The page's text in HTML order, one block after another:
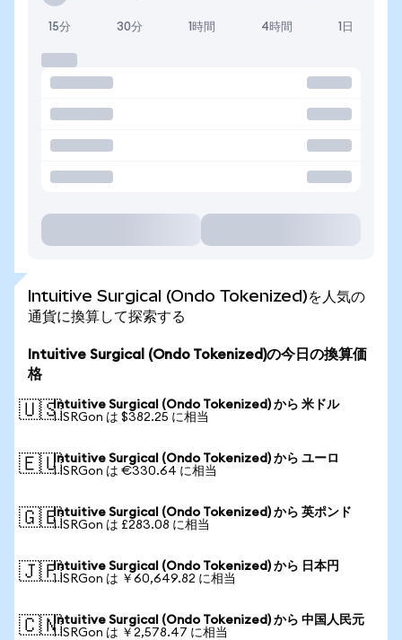
15分 30分 1時間 4時間 1日
Intuitive Surgical (Ondo Tokenized)を人気の
通貨に換算して探索する
Intuitive Surgical (Ondo Tokenized)の今日の換算価
格
🇺🇸Intuitive Surgical (Ondo Tokenized) から 米ドル
1 ISRGon は $382.25 に相当
🇪🇺Intuitive Surgical (Ondo Tokenized) から ユーロ
1 ISRGon は €330.64 に相当
🇬🇧Intuitive Surgical (Ondo Tokenized) から 英ポンド
1 ISRGon は £283.08 に相当
🇯🇵Intuitive Surgical (Ondo Tokenized) から 日本円
1 ISRGon は ￥60,649.82 に相当
🇨🇳Intuitive Surgical (Ondo Tokenized) から 中国人民元
1 ISRGon は ￥2,578.47 に相当